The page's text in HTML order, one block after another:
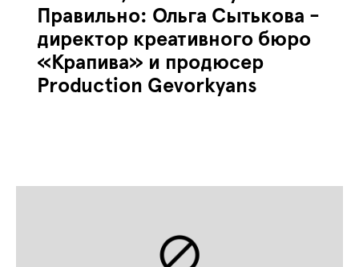
Правильно: Ольга Сытькова -
директор креативного бюро
«Крапива» и продюсер
Production Gevorkyans